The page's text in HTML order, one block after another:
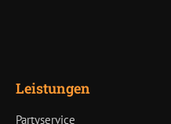
Leistungen
Partyservice